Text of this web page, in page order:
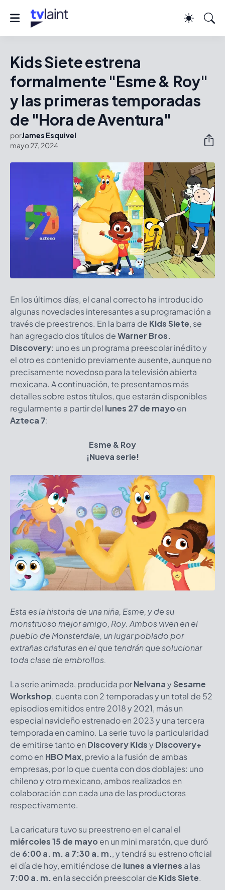
Kids Siete estrena
formalmente "Esme & Roy"
y las primeras temporadas
de "Hora de Aventura"
porJames Esquivel
mayo 27, 2024
En los últimos días, el canal correcto ha introducido
algunas novedades interesantes a su programación a
través de preestrenos. En la barra de Kids Siete, se
han agregado dos títulos deWarner Bros.
Discovery: uno es un programa preescolar inédito y
el otro es contenido previamente ausente, aunque no
precisamente novedoso para la televisión abierta
mexicana. A continuación, te presentamos más
detalles sobre estos títulos, que estarán disponibles
regularmente a partir del lunes 27 de mayo en
Azteca 7:
Esme & Roy
¡Nueva serie!
Esta es la historia de una niña, Esme, y de su
monstruoso mejor amigo, Roy. Ambos viven en el
pueblo de Monsterdale, un lugar poblado por
extrañas criaturas en el que tendrán que solucionar
toda clase de embrollos.
La serie animada, producida porNelvanaySesame
Workshop, cuenta con 2 temporadas y un total de 52
episodios emitidos entre 2018 y 2021, más un
especial navideño estrenado en 2023 y una tercera
temporada en camino. La serie tuvo la particularidad
de emitirse tanto en Discovery KidsyDiscovery+
como en HBO Max, previo a la fusión de ambas
empresas, por lo que cuenta con dos doblajes: uno
chileno y otro mexicano, ambos realizados en
colaboración con cada una de las productoras
respectivamente.
La caricatura tuvo su preestreno en el canal el
miércoles 15 de mayo en un mini maratón, que duró
de 6:00 a. m. a 7:30 a. m., y tendrá su estreno oficial
el día de hoy, emitiéndose de lunes a viernes a las
7:00 a. m. en la sección preescolar de Kids Siete.